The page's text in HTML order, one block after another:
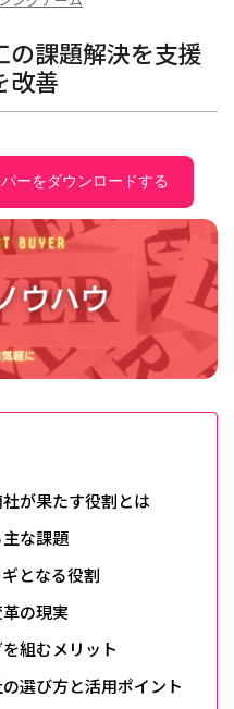
の課題解決を支援
改善
ーをダウンロードする
が果たす役割とは
な課題
となる役割
の現実
組むメリット
選び方と活用ポイント